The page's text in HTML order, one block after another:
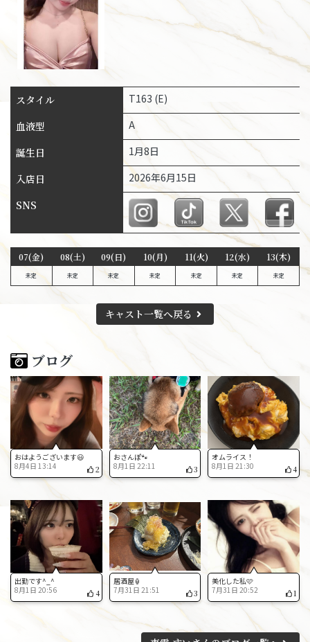
スタイル
T163 (E)
血液型
A
誕生日
1月8日
入店日
2026年6月15日
SNS
07(金)
未定
08(土)
未定
09(日)
未定
10(月)
未定
11(火)
未定
12(水)
未定
13(木)
未定
キャスト一覧へ戻る
ブログ
おはようございます😃
8月4日 13:14
2
おさんぽ🐾
8月1日 22:11
3
オムライス！
8月1日 21:30
4
出勤です^_^
8月1日 20:56
4
居酒屋🏮
7月31日 21:51
3
美化した私🩷
7月31日 20:52
1